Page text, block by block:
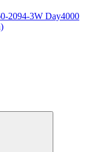
2094-3W Day4000